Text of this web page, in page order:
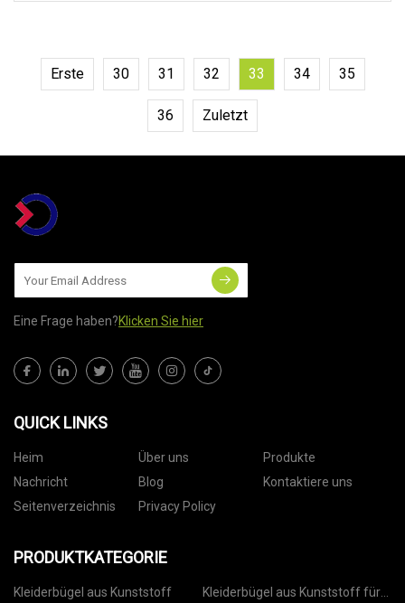
Produktparameter Zertifizierungen
Erste 30 31 32 33 34 35
36 Zuletzt
Eine Frage haben?Klicken Sie hier
QUICK LINKS
Heim Über uns
Produkte
Nachricht
Blog
Kontaktiere uns
Seitenverzeichnis
Privacy Policy
PRODUKTKATEGORIE
Kleiderbügel aus Kunststoff
Kleiderbügel aus Kunststoff für